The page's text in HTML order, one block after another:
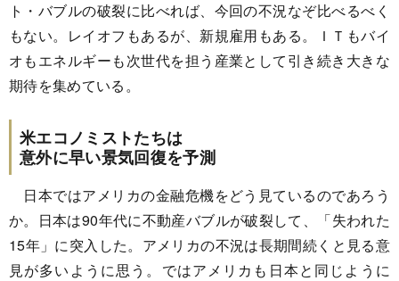
ト・バブルの破裂に比べれば、今回の不況なぞ比べるべく
もない。レイオフもあるが、新規雇用もある。ＩＴもバイ
オもエネルギーも次世代を担う産業として引き続き大きな
期待を集めている。
米エコノミストたちは
意外に早い景気回復を予測
日本ではアメリカの金融危機をどう見ているのであろう
か。日本は90年代に不動産バブルが破裂して、「失われた
15年」に突入した。アメリカの不況は長期間続くと見る意
見が多いように思う。ではアメリカも日本と同じように